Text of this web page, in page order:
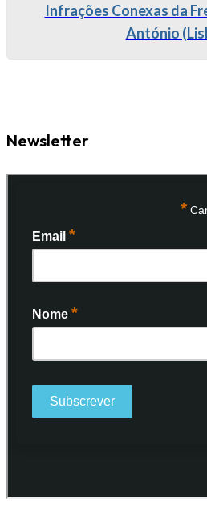
Infrações Conexas da
António
Newsletter